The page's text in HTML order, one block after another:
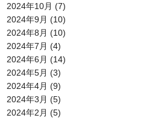
2024年10月 (7)
2024年9月 (10)
2024年8月 (10)
2024年7月 (4)
2024年6月 (14)
2024年5月 (3)
2024年4月 (9)
2024年3月 (5)
2024年2月 (5)